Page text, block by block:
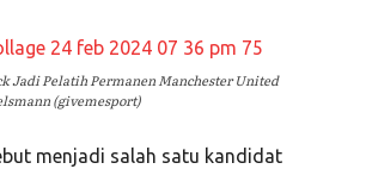
Jadi Pelatih Permanen Manchester United
(givemesport)
menjadi salah satu kandidat